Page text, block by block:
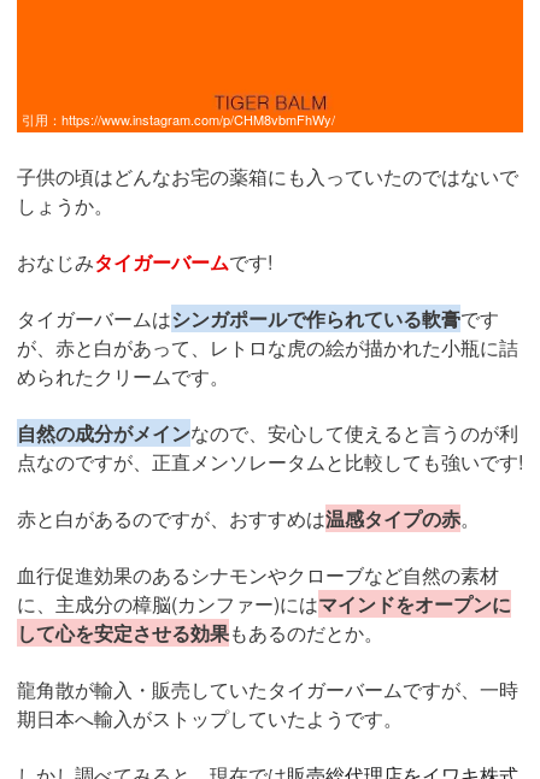
引用： https://www.instagram.com/p/CHM8vbmFhWy/
子供の頃はどんなお宅の薬箱にも入っていたのではないで
しょうか。
おなじみタイガーバームです!
タイガーバームはシンガポールで作られている軟膏です
が、赤と白があって、レトロな虎の絵が描かれた小瓶に詰
められたクリームです。
自然の成分がメインなので、安心して使えると言うのが利
点なのですが、正直メンソレータムと比較しても強いです!
赤と白があるのですが、おすすめは温感タイプの赤。
血行促進効果のあるシナモンやクローブなど自然の素材
に、主成分の樟脳(カンファー)にはマインドをオープンに
して心を安定させる効果もあるのだとか。
龍角散が輸入・販売していたタイガーバームですが、一時
期日本へ輸入がストップしていたようです。